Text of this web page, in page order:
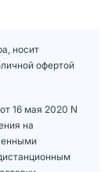
носит
офертой
16 мая 2020 N
на